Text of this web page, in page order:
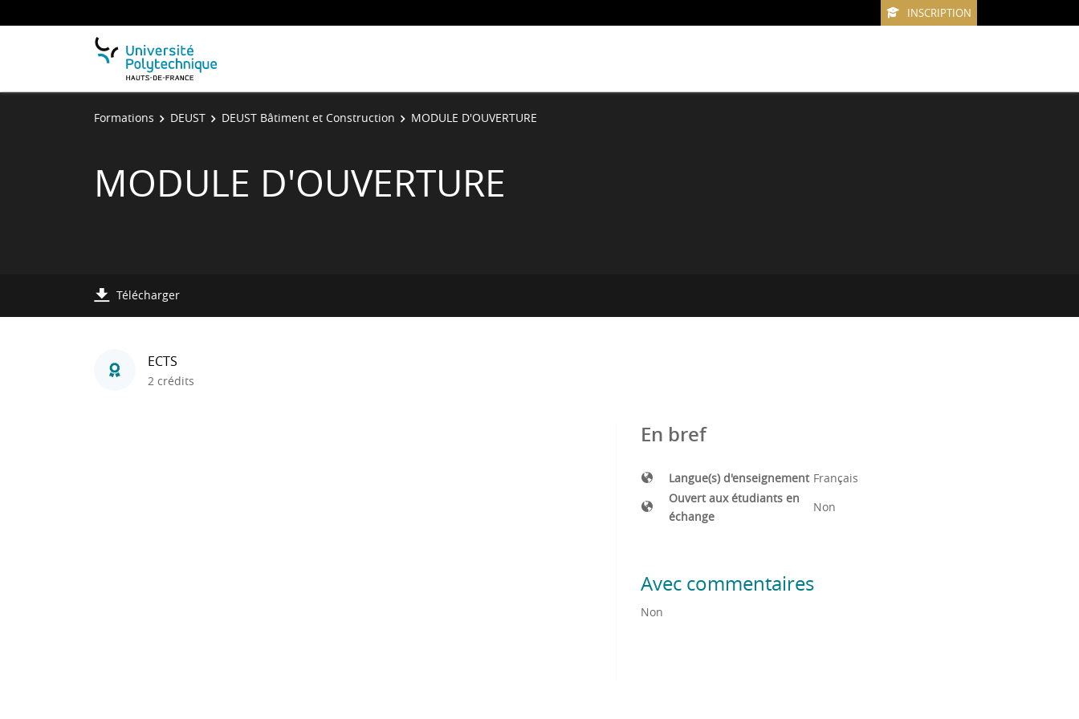
INSCRIPTION
Formations DEUST DEUST Bâtiment et Construction MODULE D'OUVERTURE
MODULE D'OUVERTURE
Télécharger
ECTS
2 crédits
En bref
Langue(s) d'enseignement Français
Ouvert aux étudiants en
échange
Non
Avec commentaires
Non